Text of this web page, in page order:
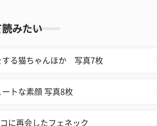
みたい
する猫ちゃんほか 写真7枚
トな素顔 写真8枚
に再会したフェネック